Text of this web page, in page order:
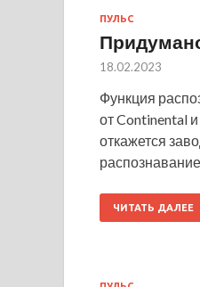
ПУЛЬС
18.02.2023
Функция
от Continental
откажется
ЧИТАТЬ ДАЛЕЕ